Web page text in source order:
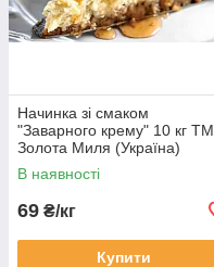
Начинка зі смаком
"Заварного крему" 10 кг ТМ
Золота Миля (Україна)
В наявності
69 ₴/кг
Купити